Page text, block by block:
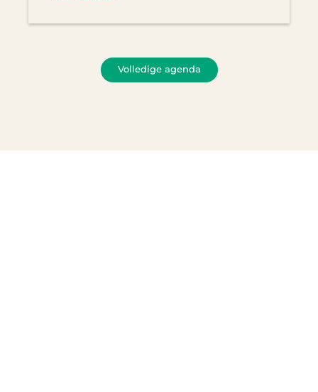
Volledige agenda